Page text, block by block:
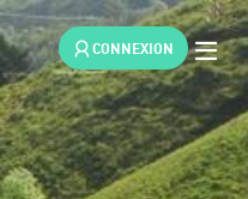
CONNEXION